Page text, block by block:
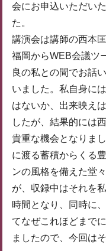
会にお申込いただい
た。
講演会は講師の西本
福岡からWEB会議ツ
良の私との間でお話
いました。私自身に
はないか、出来映え
したが、結果的には
貴重な機会となりま
に渡る蓄積からくる
ンの風格を備えた堂
が、収録中はそれを
時間となり、同時に
てなぜこれほどまで
ましたので、今回は